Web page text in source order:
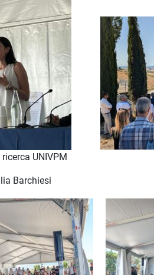
UNIVPM
Barchiesi